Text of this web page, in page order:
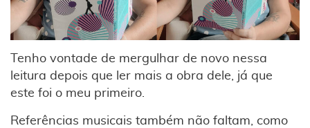
Tenho vontade de mergulhar de novo nessa
leitura depois que ler mais a obra dele, já que
este foi o meu primeiro.
Referências musicais também não faltam, como